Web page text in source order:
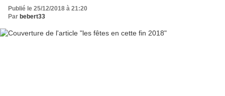
Publié le 25/12/2018 à 21:20
Par bebert33